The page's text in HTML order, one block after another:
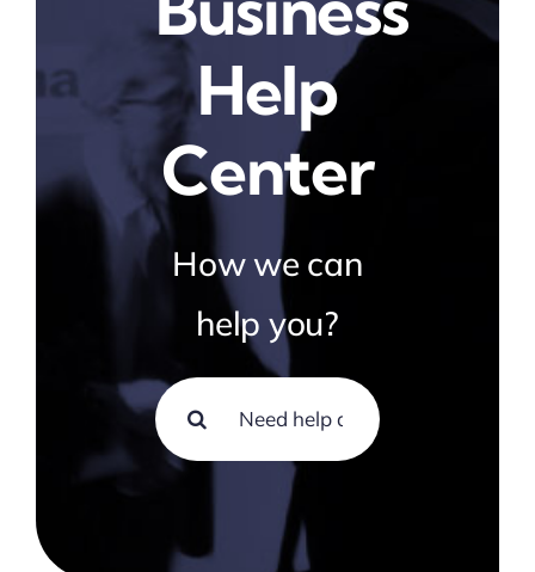
Help
Center
How we can
help you?
Search
for: